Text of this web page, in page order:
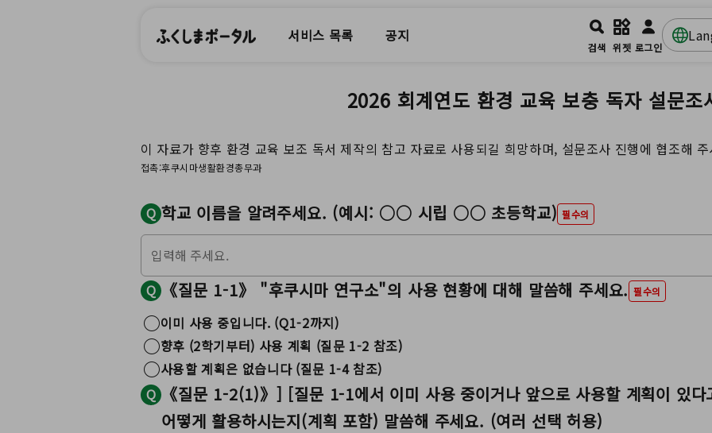
서비스 목록 공지
검색 위젯 로그인
2026 회계연도 환경 교육 보충 독자 설문조
이 자료가 향후 환경 교육 보조 독서 제작의 참고 자료로 사용되길 희망하며, 설문조사 진행에 협조해
접촉:후쿠시마생활환경총무과
Q 학교 이름을 알려주세요. (예시: ○○ 시립 ○○ 초등학교) 필수의
Q 《질문 1-1》 "후쿠시마 연구소"의 사용 현황에 대해 말씀해 주세요. 필수의
이미 사용 중입니다. (Q1-2까지)
향후 (2학기부터) 사용 계획 (질문 1-2 참조)
사용할 계획은 없습니다 (질문 1-4 참조)
Q
《질문 1-2(1)》] [질문 1-1에서 이미 사용 중이거나 앞으로 사용할 계획이 있
어떻게 활용하시는지(계획 포함) 말씀해 주세요. (여러 선택 허용)